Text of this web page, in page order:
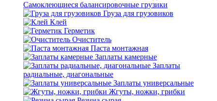
Самоклеющиеся балансировочные грузики
Груза для грузовиков
Клей
Герметик
Очиститель
Паста монтажная
Заплаты камерные
Заплаты
радиальные, диагональные
Заплаты универсальные
Жгуты, ножки, грибки